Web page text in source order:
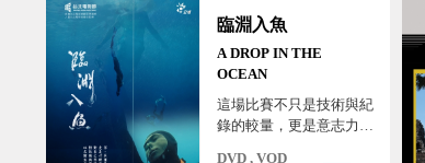
臨淵入魚
A DROP IN THE
OCEAN
這場比賽不只是技術與紀
錄的較量，更是意志力與
DVD , VOD